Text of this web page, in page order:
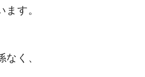
首・肩テクニック
す。
く、